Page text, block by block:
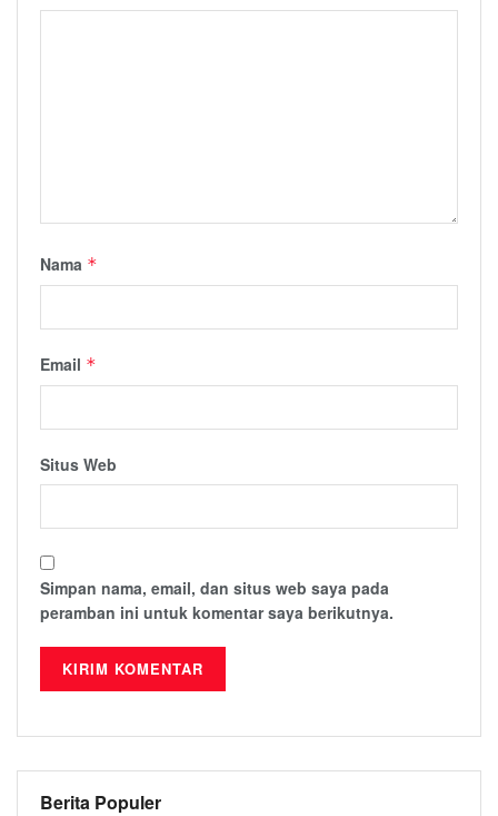
Nama *
Email *
Situs Web
Simpan nama, email, dan situs web saya pada
peramban ini untuk komentar saya berikutnya.
Berita Populer